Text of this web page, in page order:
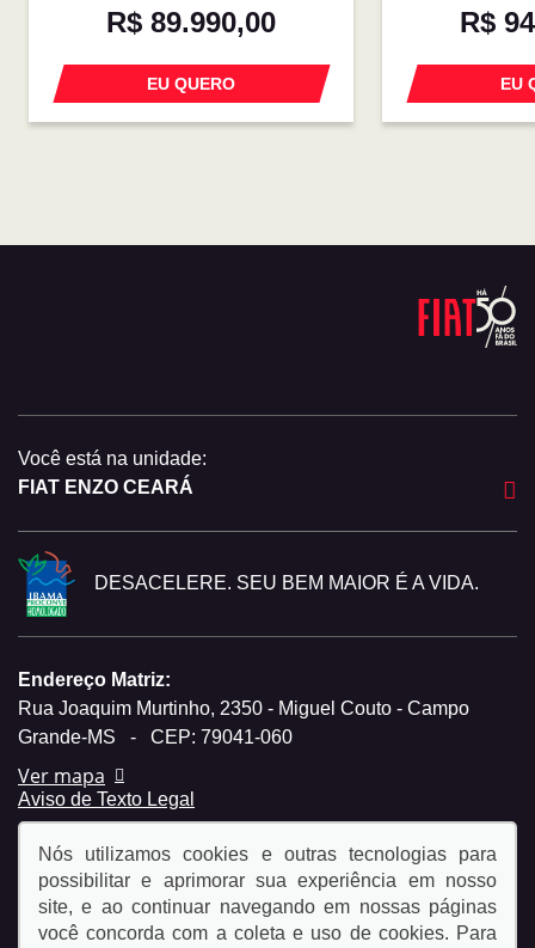
R$ 89.990,00
EU QUERO
R$
EU
Você está na unidade:
FIAT ENZO CEARÁ
DESACELERE. SEU BEM MAIOR É A VIDA.
Endereço Matriz:
Rua Joaquim Murtinho, 2350 - Miguel Couto - Campo
Grande-MS
- CEP: 79041-060
Ver mapa
Aviso de Texto Legal
Nós utilizamos cookies e outras tecnologias para
possibilitar e aprimorar sua experiência em nosso
site, e ao continuar navegando em nossas páginas
você concorda com a coleta e uso de cookies. Para